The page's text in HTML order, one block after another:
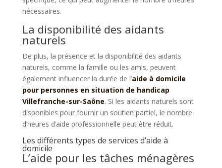
nécessaires.
La disponibilité des aidants
naturels
De plus, la présence et la disponibilité des aidants
naturels, comme la famille ou les amis, peuvent
également influencer la durée de l’aide à domicile
pour personnes en situation de handicap
Villefranche-sur-Saône. Si les aidants naturels sont
disponibles pour fournir un soutien partiel, le nombre
d’heures d’aide professionnelle peut être réduit.
Les différents types de services d’aide à
domicile
L’aide pour les tâches ménagères